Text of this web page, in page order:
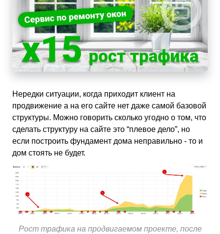
Нередки ситуации, когда приходит клиент на
продвижение а на его сайте нет даже самой базовой
структуры. Можно говорить сколько угодно о том, что
сделать структуру на сайте это “плевое дело”, но
если построить фундамент дома неправильно - то и
дом стоять не будет.
Рост трафика на продвигаемом проекте, после